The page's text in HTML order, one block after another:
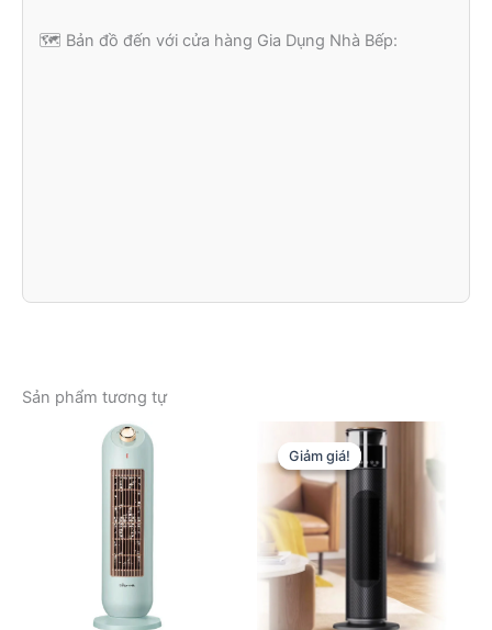
🗺️ Bản đồ đến với cửa hàng Gia Dụng Nhà Bếp:
Sản phẩm tương tự
Giảm giá!
Giảm giá!